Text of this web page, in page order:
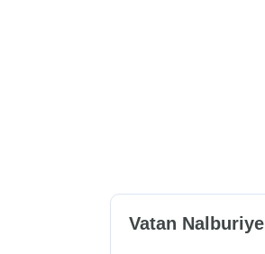
Vatan Nalburiye